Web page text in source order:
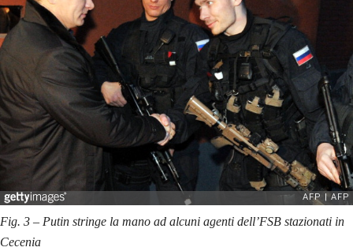
Fig. 3 – Putin stringe la mano ad alcuni agenti dell’FSB stazionati in
Cecenia